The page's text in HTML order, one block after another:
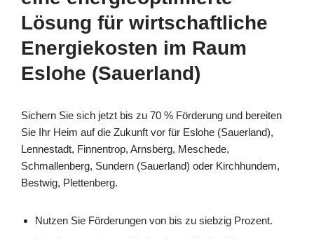
Lösung für wirtschaftliche
Energiekosten im Raum
Eslohe (Sauerland)
Sichern Sie sich jetzt bis zu 70 % Förderung und bereiten
Sie Ihr Heim auf die Zukunft vor für Eslohe (Sauerland),
Lennestadt, Finnentrop, Arnsberg, Meschede,
Schmallenberg, Sundern (Sauerland) oder Kirchhundem,
Bestwig, Plettenberg.
Nutzen Sie Förderungen von bis zu siebzig Prozent.